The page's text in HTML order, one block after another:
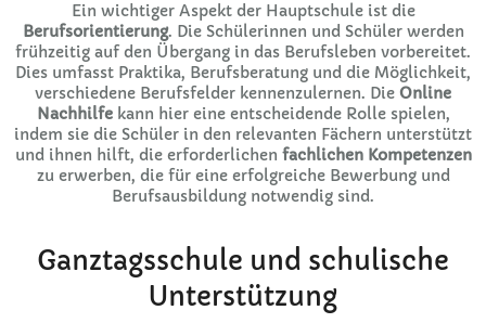
Ein wichtiger Aspekt der Hauptschule ist die
Berufsorientierung. Die Schülerinnen und Schüler werden
frühzeitig auf den Übergang in das Berufsleben vorbereitet.
Dies umfasst Praktika, Berufsberatung und die Möglichkeit,
verschiedene Berufsfelder kennenzulernen. Die Online
Nachhilfekann hier eine entscheidende Rolle spielen,
indem sie die Schüler in den relevanten Fächern unterstützt
und ihnen hilft, die erforderlichen fachlichen Kompetenzen
zu erwerben, die für eine erfolgreiche Bewerbung und
Berufsausbildung notwendig sind.
Ganztagsschule und schulische
Unterstützung